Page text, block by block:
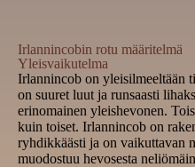
Irlannincobin rotu määritelmä
Yleisvaikutelma
Irlannincob on yleisilmeeltään
on suuret luut ja runsaasti
erinomainen yleishevonen.
kuin toiset. Irlannincob on
ryhdikkäästi ja on vaikuttavan
muodostuu hevosesta